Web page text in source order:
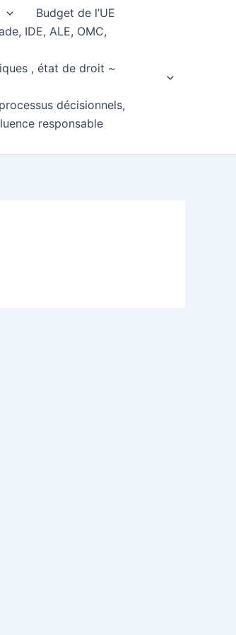
Budget de l’UE
IDE, ALE, OMC,
, état de droit ~
décisionnels,
responsable